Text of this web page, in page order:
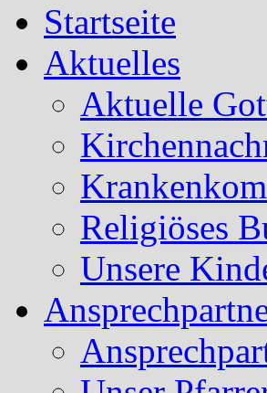
Startseite
Aktuelles
Aktuelle
Religiöses
Unsere